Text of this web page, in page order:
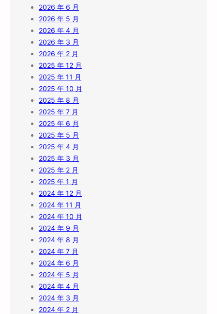
2026 年 6 月
2026 年 5 月
2026 年 4 月
2026 年 3 月
2026 年 2 月
2025 年 12 月
2025 年 11 月
2025 年 10 月
2025 年 8 月
2025 年 7 月
2025 年 6 月
2025 年 5 月
2025 年 4 月
2025 年 3 月
2025 年 2 月
2025 年 1 月
2024 年 12 月
2024 年 11 月
2024 年 10 月
2024 年 9 月
2024 年 8 月
2024 年 7 月
2024 年 6 月
2024 年 5 月
2024 年 4 月
2024 年 3 月
2024 年 2 月